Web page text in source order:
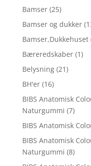
Bamser (25)
Bamser og dukker
Bamser,Dukkehuset
Bæreredskaber (1)
Belysning (21)
BH'er (16)
BIBS Anatomisk
Naturgummi (7)
BIBS Anatomisk
BIBS Anatomisk
Naturgummi (8)